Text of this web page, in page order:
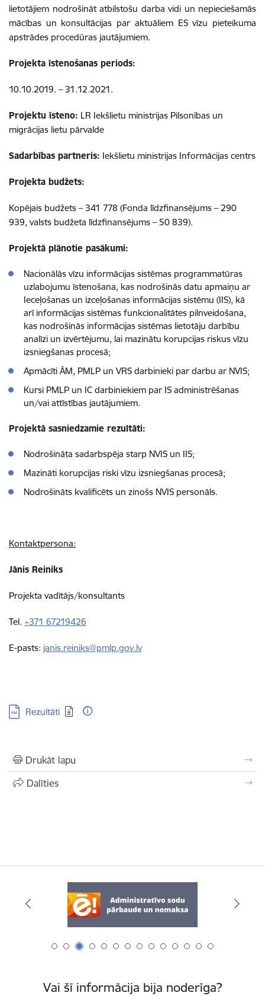
lietotājiem nodrošināt atbilstošu darba vidi un nepieciešamās
mācības un konsultācijas par aktuāliem ES vīzu pieteikuma
apstrādes procedūras jautājumiem.
Projekta īstenošanas periods:
10.10.2019. – 31.12.2021.
Projektu īsteno: LR Iekšlietu ministrijas Pilsonības un
migrācijas lietu pārvalde
Sadarbības partneris: Iekšlietu ministrijas Informācijas centrs
Projekta budžets:
Kopējais budžets – 341 778 (Fonda līdzfinansējums – 290
939, valsts budžeta līdzfinansējums – 50 839).
Projektā plānotie pasākumi:
Nacionālās vīzu informācijas sistēmas programmatūras
uzlabojumu īstenošana, kas nodrošinās datu apmaiņu ar
Ieceļošanas un izceļošanas informācijas sistēmu (IIS), kā
arī informācijas sistēmas funkcionalitātes pilnveidošana,
kas nodrošinās informācijas sistēmas lietotāju darbību
analīzi un izvērtējumu, lai mazinātu korupcijas riskus vīzu
izsniegšanas procesā;
Apmācīti ĀM, PMLP un VRS darbinieki par darbu ar NVIS;
Kursi PMLP un IC darbiniekiem par IS administrēšanas
un/vai attīstības jautājumiem.
Projektā sasniedzamie rezultāti:
Nodrošināta sadarbspēja starp NVIS un IIS;
Mazināti korupcijas riski vīzu izsniegšanas procesā;
Nodrošināts kvalificēts un zinošs NVIS personāls.
Kontaktpersona:
Jānis Reiniks
Projekta vadītājs/konsultants
Tel. +371 67219426
E-pasts: janis.reiniks@pmlp.gov.lv
Lejupielādēt:
Rezultāti
Drukāt lapu
Dalīties
Vai šī informācija bija noderīga?